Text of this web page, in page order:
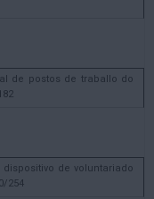
de postos de traballo do
dispositivo de voluntariado
254